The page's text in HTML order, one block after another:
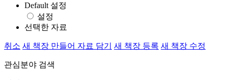
Default 설정
설정
선택한 자료
취소 새 책장 만들어 자료 담기 새 책장 등록 새 책장 수정
관심분야 검색